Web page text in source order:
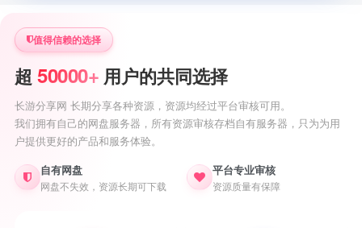
值得信赖的选择
超 50000+ 用户的共同选择
长游分享网 长期分享各种资源，资源均经过平台审核可用。
我们拥有自己的网盘服务器，所有资源审核存档自有服务器，只为为用
户提供更好的产品和服务体验。
自有网盘
网盘不失效，资源长期可下载
平台专业审核
资源质量有保障